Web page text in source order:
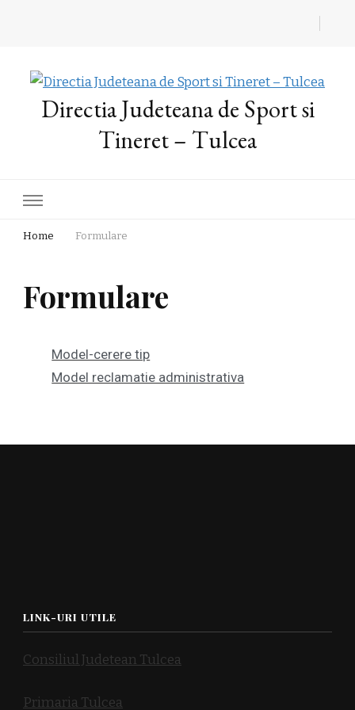
Directia Judeteana de Sport si
Tineret – Tulcea
Home Formulare
Formulare
Model-cerere tip
Model reclamatie administrativa
LINK-URI UTILE
Consiliul Judetean Tulcea
Primaria Tulcea